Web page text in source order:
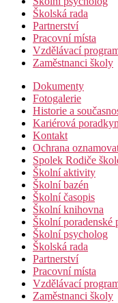
Školská rada
Partnerství
Pracovní místa
Vzdělávací
Zaměstnanci školy
Dokumenty
Fotogalerie
Historie a
Kariérová
Kontakt
Ochrana
Spolek Rodiče
Školní aktivity
Školní bazén
Školní časopis
Školní knihovna
Školní poradenské
Školní psycholog
Školská rada
Partnerství
Pracovní místa
Vzdělávací
Zaměstnanci školy